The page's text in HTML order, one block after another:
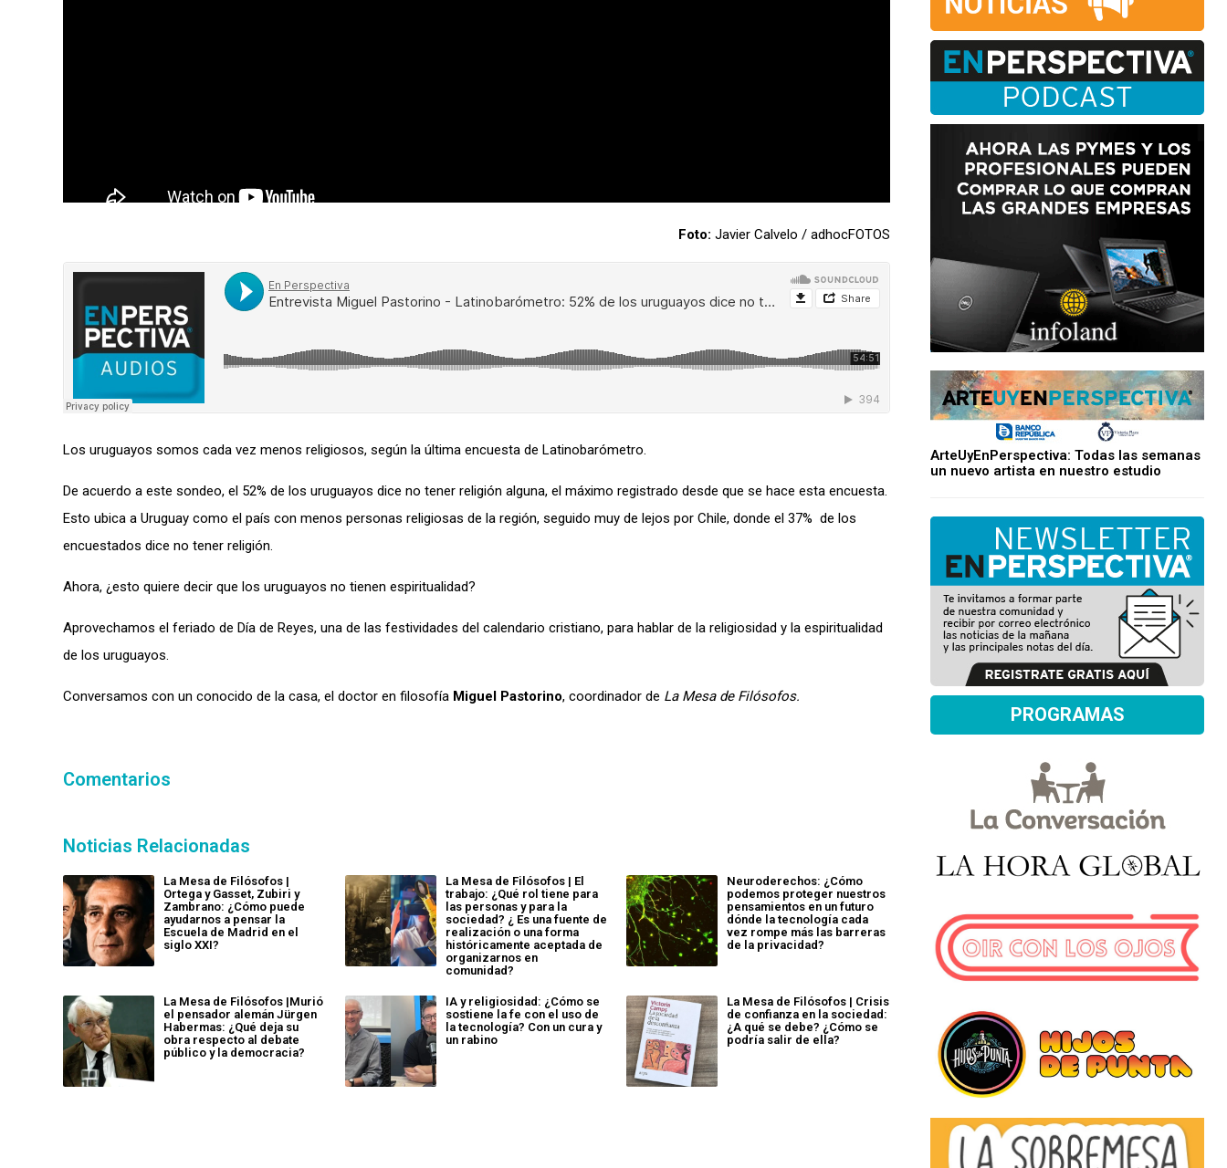
Foto: Javier Calvelo / adhocFOTOS
Los uruguayos somos cada vez menos religiosos, según la última encuesta de Latinobarómetro.
De acuerdo a este sondeo, el 52% de los uruguayos dice no tener religión alguna, el máximo registrado desde que se hace esta encuesta.
Esto ubica a Uruguay como el país con menos personas religiosas de la región, seguido muy de lejos por Chile, donde el 37% de los
encuestados dice no tener religión.
Ahora, ¿esto quiere decir que los uruguayos no tienen espiritualidad?
Aprovechamos el feriado de Día de Reyes, una de las festividades del calendario cristiano, para hablar de la religiosidad y la espiritualidad
de los uruguayos.
Conversamos con un conocido de la casa, el doctor en filosofía Miguel Pastorino, coordinador de La Mesa de Filósofos.
Comentarios
Noticias Relacionadas
La Mesa de Filósofos |
Ortega y Gasset, Zubiri y
Zambrano: ¿Cómo puede
ayudarnos a pensar la
Escuela de Madrid en el
siglo XXI?
La Mesa de Filósofos | El
trabajo: ¿Qué rol tiene para
las personas y para la
sociedad? ¿ Es una fuente de
realización o una forma
históricamente aceptada de
organizarnos en
comunidad?
Neuroderechos: ¿Cómo
podemos proteger nuestros
pensamientos en un futuro
dónde la tecnología cada
vez rompe más las barreras
de la privacidad?
La Mesa de Filósofos |Murió
el pensador alemán Jürgen
Habermas: ¿Qué deja su
obra respecto al debate
público y la democracia?
IA y religiosidad: ¿Cómo se
sostiene la fe con el uso de
la tecnología? Con un cura y
un rabino
La Mesa de Filósofos | Crisis
de confianza en la sociedad:
¿A qué se debe? ¿Cómo se
podría salir de ella?
ArteUyEnPerspectiva: Todas las semanas
un nuevo artista en nuestro estudio
PROGRAMAS